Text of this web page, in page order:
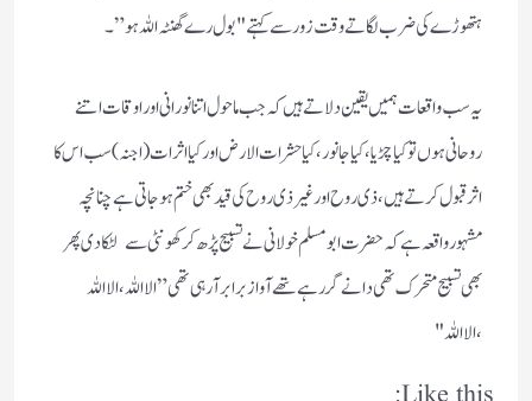
ہتھوڑے کی ضرب لگاتے وقت زور سے کہتے "بول رے گھنٹہ اللہ ہو”۔
یہ سب واقعات ہمیں یقین دلاتے ہیں کہ جب ماحول اتنا نورانی اور اوقات اتنے
روحانی ہوں تو کیا چڑیا، کیا جانور، کیا حشرات الارض اور کیا اثرات(اجنہ) سب اس کا
اثر قبول کرتے ہیں، ذی روح اور غیر ذی روح کی قید بھی ختم ہوجاتی ہے چنانچہ
مشہور واقعہ ہے کہ حضرت ابومسلم خولانی نے تسبیح پڑھ کر کھونٹی سے لٹکادی پھر
بھی تسبیح متحرک تھی دانے گررہے تھے آواز برابر آرہی تھی”الااللہ،الااللہ
،الااللہ "